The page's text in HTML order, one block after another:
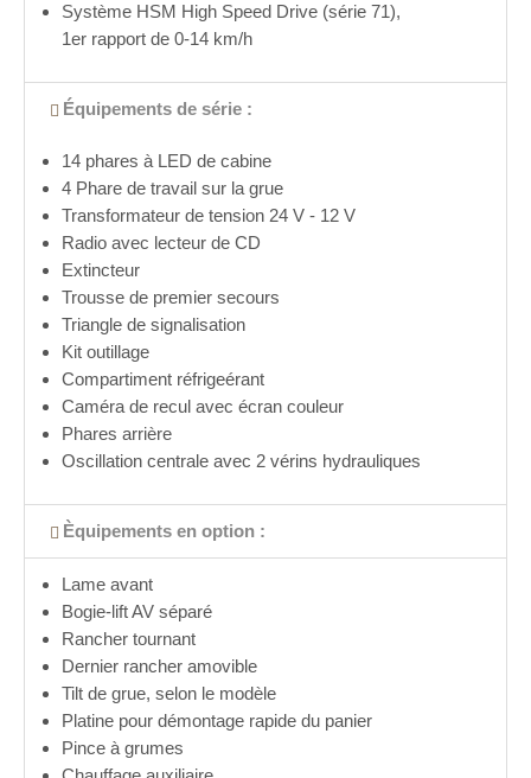
Système HSM High Speed Drive (série 71),
1er rapport de 0-14 km/h
Équipements de série :
14 phares à LED de cabine
4 Phare de travail sur la grue
Transformateur de tension 24 V - 12 V
Radio avec lecteur de CD
Extincteur
Trousse de premier secours
Triangle de signalisation
Kit outillage
Compartiment réfrigeérant
Caméra de recul avec écran couleur
Phares arrière
Oscillation centrale avec 2 vérins hydrauliques
Èquipements en option :
Lame avant
Bogie-lift AV séparé
Rancher tournant
Dernier rancher amovible
Tilt de grue, selon le modèle
Platine pour démontage rapide du panier
Pince à grumes